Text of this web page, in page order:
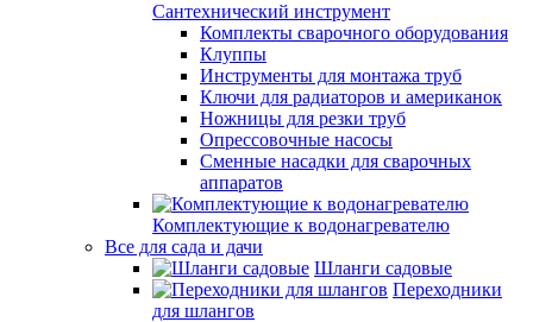
Сантехнический инструмент
Комплекты сварочного оборудования
Клуппы
Инструменты для монтажа труб
Ключи для радиаторов и американок
Ножницы для резки труб
Опрессовочные насосы
Сменные насадки для сварочных
аппаратов
Комплектующие к водонагревателю
Все для сада и дачи
Шланги садовые
Переходники
для шлангов